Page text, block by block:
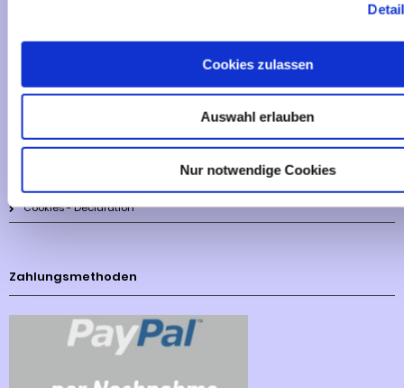
Cookies zulassen
Auswahl erlauben
Nur notwendige Cookies
Kontakt
Widerrufsrecht & Widerrufsformular
Cookies - Declaration
Zahlungsmethoden